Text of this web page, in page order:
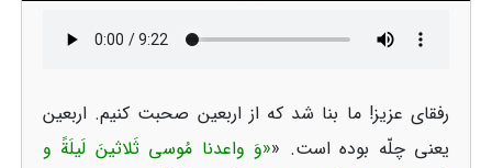
رفقای‌ عزیز! ما بنا شد که از اربعین صحبت کنیم. اربعین
یعنی چلّه بوده‌ است. ««وَ واعدنا مُوسی ثَلاثینَ لَیلَةً و